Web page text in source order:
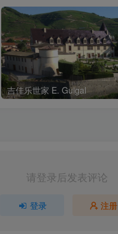
吉佳乐世家 E. Guigal
请登录后发表评论
登录 注册